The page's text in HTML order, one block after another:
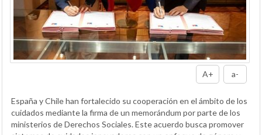
A+ a-
España y Chile han fortalecido su cooperación en el ámbito de los
cuidados mediante la firma de un memorándum por parte de los
ministerios de Derechos Sociales. Este acuerdo busca promover